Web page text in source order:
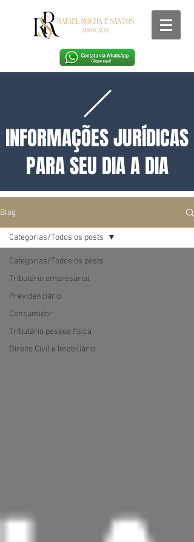
INFORMAÇÕES JURÍDICAS
PARA SEU DIA A DIA
Blog
Categorias/Todos os posts
Tributário empresarial
Previdenciário
Consumidor
Tributário pessoa física
Direito Civil e Imobiliário
Categorias/Todos os posts